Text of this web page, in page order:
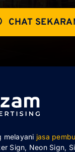
CHAT
melayani jasa
Sign, Neon Sign,